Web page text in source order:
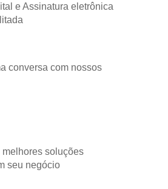
e Assinatura eletrônica
conversa com nossos
melhores soluções
seu negócio